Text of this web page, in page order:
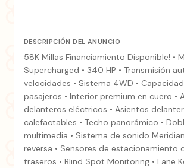
DESCRIPCIÓN DEL ANUNCIO
58K Millas Financiamiento Disponible! •
Supercharged • 340 HP • Transmisión
velocidades • Sistema 4WD •
pasajeros • Interior premium en cuero •
delanteros eléctricos • Asientos
calefactables • Techo panorámico •
multimedia • Sistema de sonido
reversa • Sensores de estacionamiento
traseros • Blind Spot Monitoring • Lane